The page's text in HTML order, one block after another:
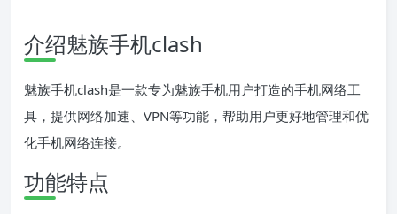
介绍魅族手机clash
魅族手机clash是一款专为魅族手机用户打造的手机网络工
具，提供网络加速、VPN等功能，帮助用户更好地管理和优
化手机网络连接。
功能特点